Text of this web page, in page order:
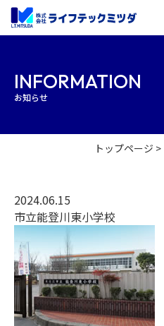
会社案内
経営理念
事業紹介
施工事例
採用情報
協力業者の皆様へ
INFORMATION
お知らせ
トップページ
2024.06.15
市立能登川東小学校